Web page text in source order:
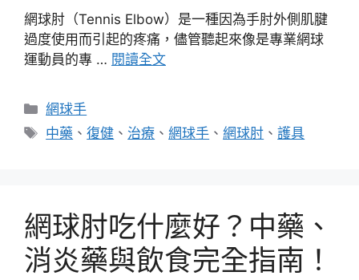
網球肘（Tennis Elbow）是一種因為手肘外側肌腱
過度使用而引起的疼痛，儘管聽起來像是專業網球
運動員的專 … 閱讀全文
分
類
網球手
標
中藥 、復健 、 治療 、網球手 、網球肘 、護具
網球肘吃什麼好？中藥、
消炎藥與飲食完全指南！